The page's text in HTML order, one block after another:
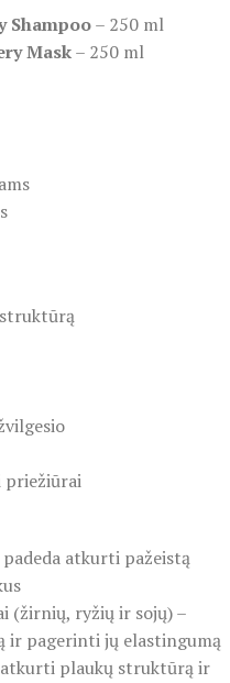
Shampoo– 250 ml
Mask– 250 ml
priežiūrai
atkurti pažeistą
(žirnių, ryžių ir sojų) –
ir pagerinti jų elastingumą
atkurti plaukų struktūrą ir